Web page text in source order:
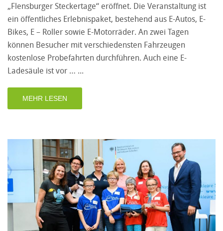
„Flensburger Steckertage“ eröffnet. Die Veranstaltung ist
ein öffentliches Erlebnispaket, bestehend aus E-Autos, E-
Bikes, E – Roller sowie E-Motorräder. An zwei Tagen
können Besucher mit verschiedensten Fahrzeugen
kostenlose Probefahrten durchführen. Auch eine E-
Ladesäule ist vor …
MEHR LESEN